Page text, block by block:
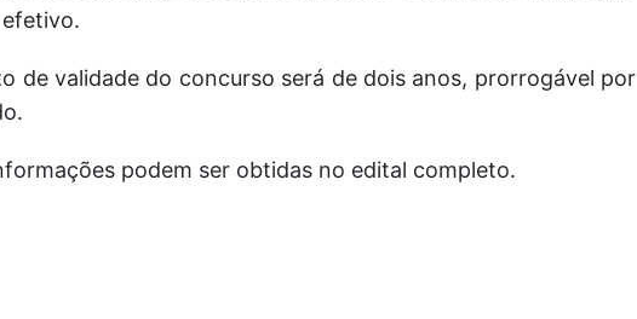
de validade do concurso será de dois anos, prorrogável por
podem ser obtidas no edital completo.